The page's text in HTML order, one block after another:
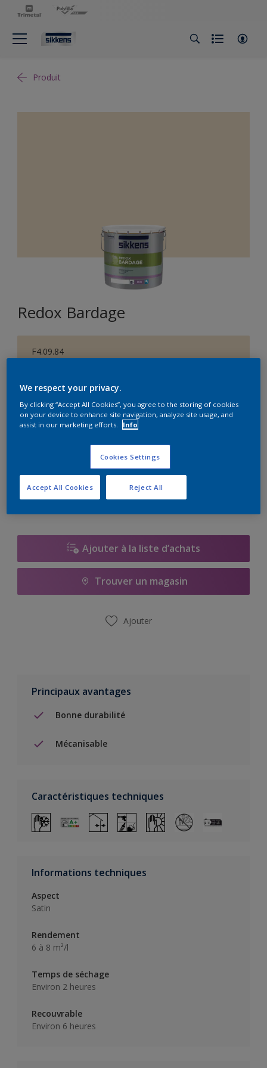
Produit
Redox Bardage
F4.09.84
1 L 5 L 15 L
Ajouter à la liste d’achats
Trouver un magasin
Ajouter
Principaux avantages
Bonne durabilité
Mécanisable
Caractéristiques techniques
Informations techniques
Aspect
Satin
Rendement
6 à 8 m²/l
Temps de séchage
Environ 2 heures
Recouvrable
Environ 6 heures
We respect your privacy.
By clicking “Accept All Cookies”, you agree to the storing of cookies
on your device to enhance site navigation, analyze site usage, and
assist in our marketing efforts.
Info
Cookies Settings
Reject All
Accept All Cookies